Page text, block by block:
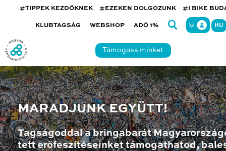
#TIPPEK KEZDŐKNEK #EZEKEN DOLGOZUNK #I BIKE
KLUBTAGSÁG WEBSHOP ADÓ 1% HU
Támogass minket
MARADJUNK EGYÜTT!
Tagságoddal a bringabarát
tett erőfeszítéseinket támogathatod,